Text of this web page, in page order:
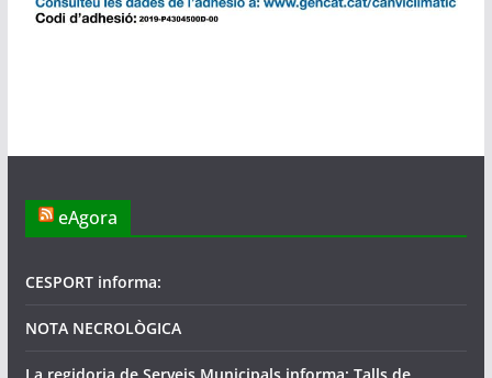
eAgora
CESPORT informa:
NOTA NECROLÒGICA